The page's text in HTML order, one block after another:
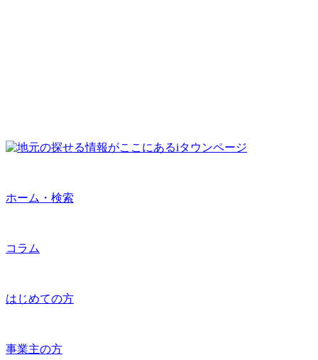
ホーム・検索
コラム
はじめての方
事業主の方